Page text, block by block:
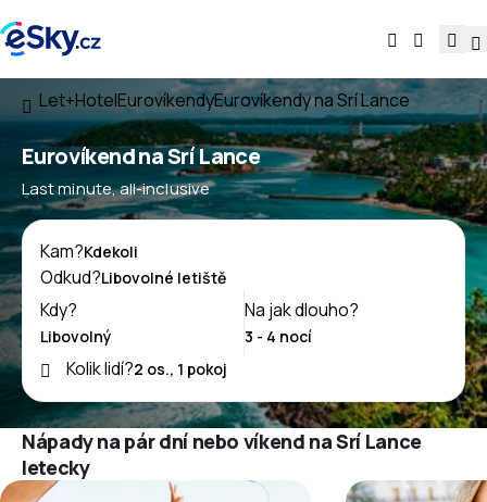
Let+HotelEurovíkendyEurovíkendy na Srí Lance
Eurovíkend na Srí Lance
Last minute, all-inclusive
Kam?
Odkud?
Kdy?
Na jak dlouho?
Kolik lidí?
Nápady na pár dní nebo víkend na Srí Lance
letecky